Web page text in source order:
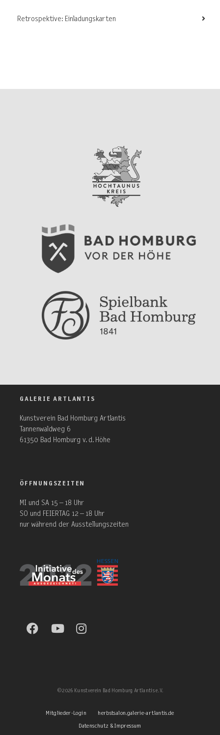
Retrospektive: Einladungskarten
GALERIE ARTLANTIS
Kunstverein Bad Homburg Artlantis
Tannenwaldweg 6
61350 Bad Homburg v. d. Höhe
ÖFFNUNGSZEITEN
MI und SA 15 – 18 Uhr
SO und FEIERTAG 12 – 18 Uhr
nur während der Ausstellungszeiten
©2026 Kunstverein Bad Homburg Artlantis e. V.
Mitglieder-Login
herbstsalon.galerie-artlantis.de
Datenschutz & Impressum